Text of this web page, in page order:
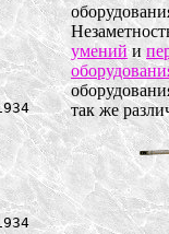
уменийи
так же